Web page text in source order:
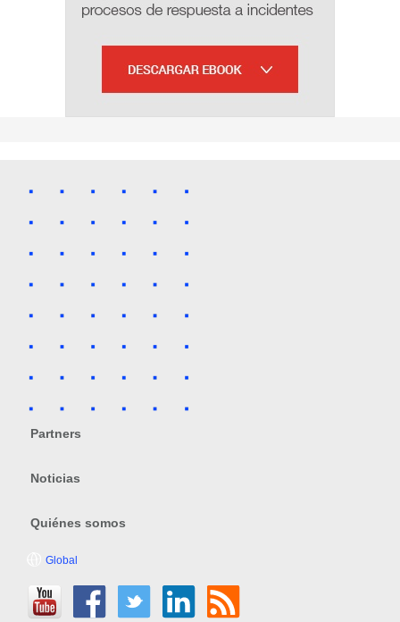
Partners
Noticias
Quiénes somos
Global